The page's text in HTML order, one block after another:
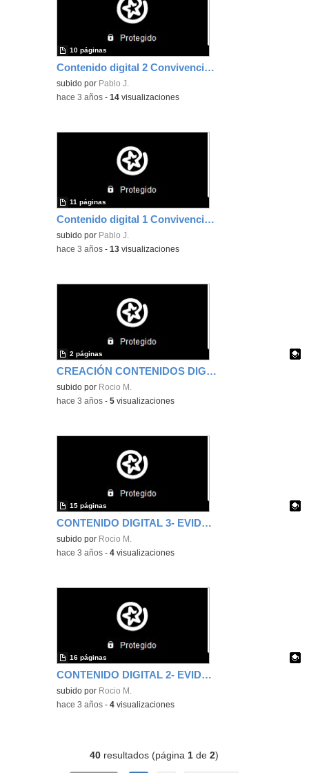
Contenido digital 2 Convivencia Pablo Jiménez Mayor
subido por Pablo J.
10 páginas
-hace 3 años -14 visualizaciones
Contenido digital 1 Convivencia Pablo Jiménez Mayor
subido por Pablo J.
11 páginas
-hace 3 años -13 visualizaciones
CREACIÓN CONTENIDOS DIGITALES- EVIDENCIA
Contenido educativo.
subido por Rocio M.
2 páginas
-hace 3 años -5 visualizaciones
CONTENIDO DIGITAL 3- EVIDENCIA
Contenido educativo.
subido por Rocio M.
15 páginas
-hace 3 años -4 visualizaciones
CONTENIDO DIGITAL 2- EVIDENCIA
Contenido educativo.
subido por Rocio M.
16 páginas
-hace 3 años -4 visualizaciones
40 resultados (página 1 de2)